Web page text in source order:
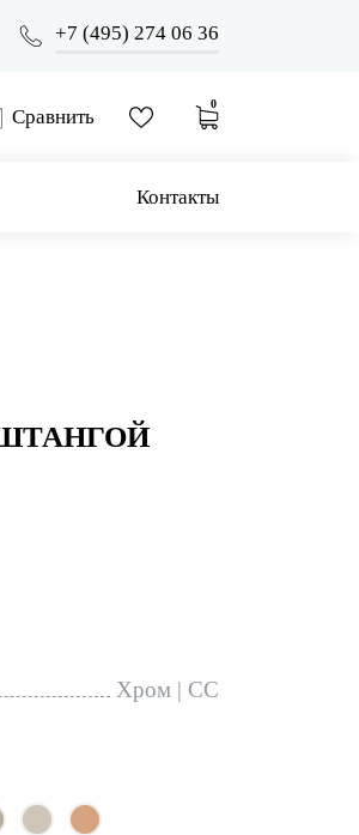
+7 (495) 274 06 36
Сравнить
0
Контакты
Хром | CC